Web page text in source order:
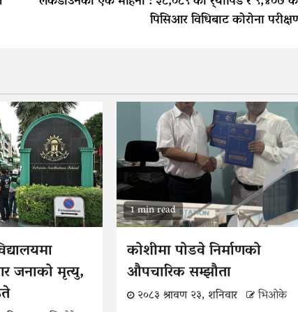
पिसिआर विधिबाट कोरोना
जनाको मृत्यु,
1 min read
कोशीमा पोडवे निर्माणको
औपचारिक सम्झौता
२०८३ श्रावण २३, शनिवार भिओके